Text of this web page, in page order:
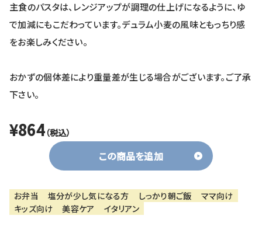
主食のパスタは、レンジアップが調理の仕上げになるように、ゆ
で加減にもこだわっています。デュラム小麦の風味ともっちり感
をお楽しみください。
おかずの個体差により重量差が生じる場合がございます。ご了承
下さい。
¥864（税込）
この商品を追加
お弁当 塩分が少し気になる方 しっかり朝ご飯
ママ向け
キッズ向け
美容ケア イタリアン